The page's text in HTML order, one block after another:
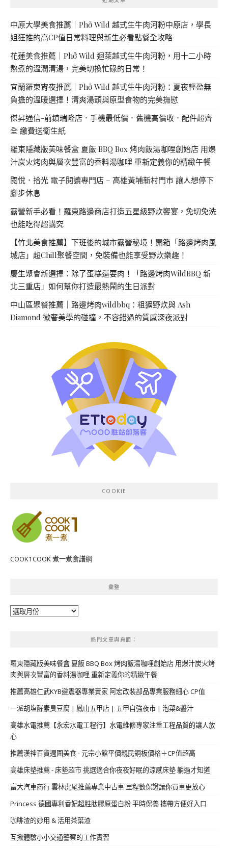
中原大學美食推薦｜Phở Wild 越式生牛肉河粉中原店，學長
姐狂推的高CP值日常料理與新生必看點餐全攻略
花蓮美食推薦｜Phở Wild 迴萊越式生牛肉河粉，用十二小時
熬煮的溫潤清湯，完美切換忙碌的日常！
宜蘭羅東宵夜推薦｜Phở Wild 越式生牛肉河粉：夏夜輕盈無
負擔的溫暖選擇！清爽湯頭與原型食物的完美撫慰
傑昇通信-前鎮瑞隆店．手機最低價．舊機高價收．配件超齊
全 繳費送衛生紙
羅東隱藏版美味餐盒 夏飯 BBQ Box 烤肉飯湯咖哩創始店 用爆
汁炭火烤肉與層次豐富的香料湯咖哩 重新定義你的精緻午餐
閱悅．拾光 電子閱讀專門店 – 高雄黃埔新村門市 讓人想停下
腳步休息
露營新手必看！羅東路邊商店打造五星級野炊饗宴，免切免洗
也能吃得超講究
【竹北美食推薦】下班後的城市露營秘境！開箱「路邊烤肉風
城店」超Chill聚餐空間，免裝備也能享受野炊樂趣！
慶生聚會新選擇：除了蛋糕還要肉！「路邊烤肉WildBBQ 新
北三重店」如何幫你打造最熱鬧的生日派對
中山區聚餐推薦｜路邊烤肉wildbbq：粗獷野炊與 Ash
Diamond 微奢美學的碰撞，不容錯過的質感深夜派對
COOKIE
COOK1COOK 煮一煮食譜網
彙整
彙
熱門文章與頁面︰
羅東隱藏版美味餐盒 夏飯 BBQ Box 烤肉飯湯咖哩創始店 用爆汁炭火烤
肉與層次豐富的香料湯咖哩 重新定義你的精緻午餐
推薦高雄仁武KYB避震器專業賣家 阿宏改裝部品專業服務細心 CP值
一派胡塩酵素臭豆腐 | 鳳山五甲店 | 五甲自強夜市 | 泡菜&醬汁
高雄水電推薦【永宏水電工程行】水電維修專家注重工程品質的讓人放
心
推薦漢神百貨週圍美食 - 元宗小館平價親民銅板價格＋CP值超高
高雄床墊推薦 - 床墊超市 挑選適合你夜夜好眠的涼感床墊 躺過才知道
富大汽車商行 雲林虎尾推薦專業中古車 里程數保證讓你買車更放心
Princess 德國專利香妃超胜肽膠原蛋白粉 平時保養 攜帶方便好入口
咖啡渣的妙用 & 活用茶葉渣
互揪體驗小小交通警察的工作實習